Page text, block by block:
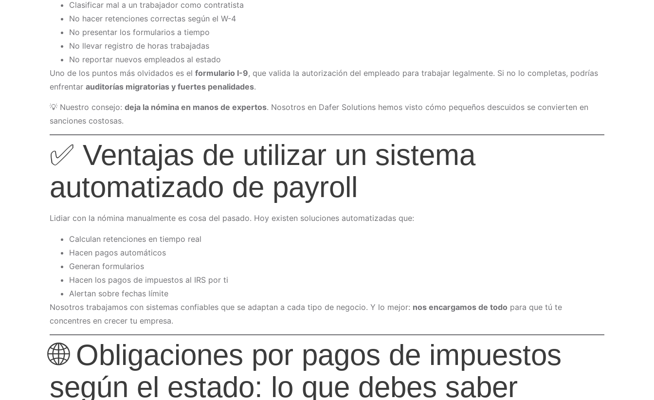
Clasificar mal a un trabajador como contratista
No hacer retenciones correctas según el W-4
No presentar los formularios a tiempo
No llevar registro de horas trabajadas
No reportar nuevos empleados al estado
Uno de los puntos más olvidados es el formulario I-9, que valida la autorización del empleado para trabajar legalmente. Si no lo completas, podrías
enfrentar auditorías migratorias y fuertes penalidades.
💡 Nuestro consejo: deja la nómina en manos de expertos. Nosotros en Dafer Solutions hemos visto cómo pequeños descuidos se convierten en
sanciones costosas.
✅ Ventajas de utilizar un sistema
automatizado de payroll
Lidiar con la nómina manualmente es cosa del pasado. Hoy existen soluciones automatizadas que:
Calculan retenciones en tiempo real
Hacen pagos automáticos
Generan formularios
Hacen los pagos de impuestos al IRS por ti
Alertan sobre fechas límite
Nosotros trabajamos con sistemas confiables que se adaptan a cada tipo de negocio. Y lo mejor: nos encargamos de todo para que tú te
concentres en crecer tu empresa.
🌐 Obligaciones por pagos de impuestos
según el estado: lo que debes saber